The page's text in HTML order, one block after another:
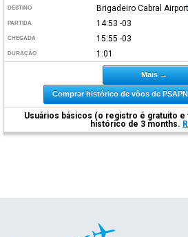
DESTINO Brigadeiro Cabral Airport
PARTIDA 14:53 -03
CHEGADA 15:55 -03
DURAÇÃO 1:01
Mais →
Comprar histórico de vôos de
Usuários básicos (o registro é gratuito e
histórico de 3 months.